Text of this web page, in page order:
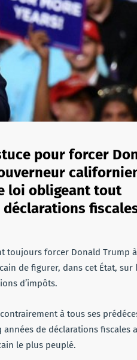
pour forcer
loi obligeant tout
toujours forcer Donald Trump
de figurer, dans cet État, sur
d’impôts.
à tous ses
de déclarations fiscales
le plus peuplé.